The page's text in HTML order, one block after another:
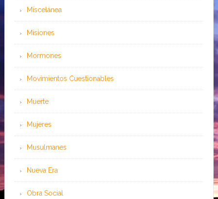
Miscelánea
Misiones
Mormones
Movimientos Cuestionables
Muerte
Mujeres
Musulmanes
Nueva Era
Obra Social